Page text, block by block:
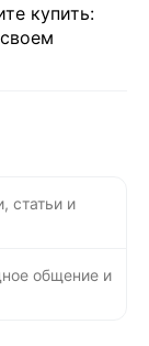
купить:
статьи и
общение и